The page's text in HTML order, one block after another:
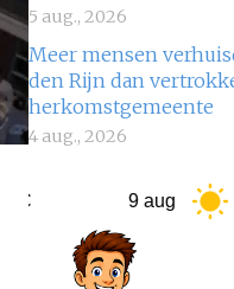
5 aug., 2026
Meer mensen
den Rijn dan
herkomstgemeente
4 aug., 2026
27°C